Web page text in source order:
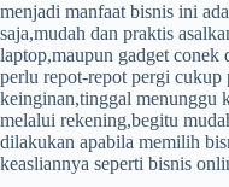
menjadi manfaat bisnis ini
saja,mudah dan praktis
laptop,maupun gadget conek
perlu repot-repot pergi cukup
keinginan,tinggal menunggu
melalui rekening,begitu
dilakukan apabila memilih
keasliannya seperti bisnis